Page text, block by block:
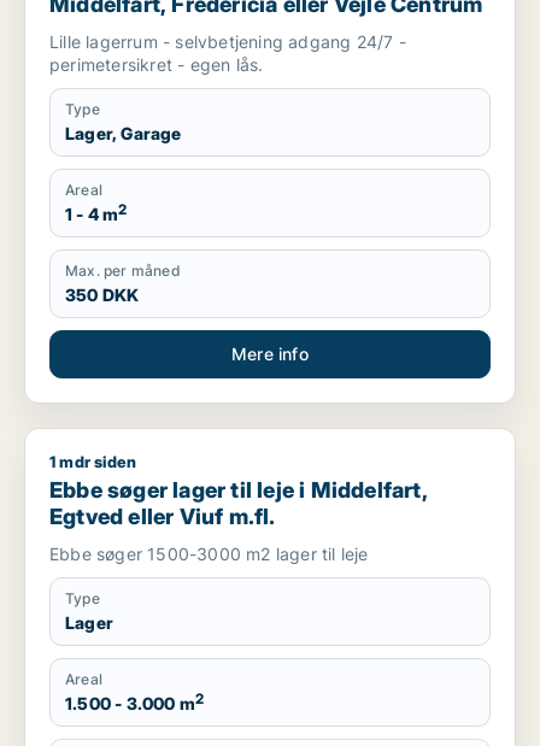
Lille lagerrum - selvbetjening adgang 24/7 -
perimetersikret - egen lås.
Type
Lager, Garage
Areal
1 - 4 m2
Max. per måned
350 DKK
Mere info
Ebbe søger lager til leje i Middelfart, Egtved eller Viuf m.fl.
1 mdr siden
Ebbe søger lager til leje i Middelfart,
Egtved eller Viuf m.fl.
Ebbe søger 1500-3000 m2 lager til leje
Type
Lager
Areal
1.500 - 3.000 m2